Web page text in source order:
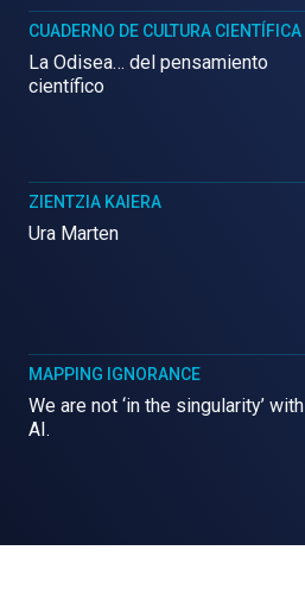
CUADERNO DE CULTURA CIENTÍFICA
La Odisea… del pensamiento
científico
ZIENTZIA KAIERA
Ura Marten
MAPPING IGNORANCE
We are not ‘in the singularity’ with
AI.